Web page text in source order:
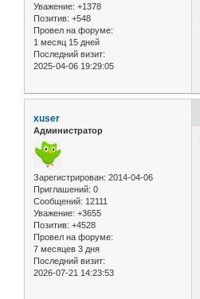
Уважение: +1378
Позитив: +548
Провел на форуме:
1 месяц 15 дней
Последний визит:
2025-04-06 19:29:05
xuser
Администратор
Зарегистрирован: 2014-04-06
Приглашений: 0
Сообщений: 12111
Уважение: +3655
Позитив: +4528
Провел на форуме:
7 месяцев 3 дня
Последний визит:
2026-07-21 14:23:53